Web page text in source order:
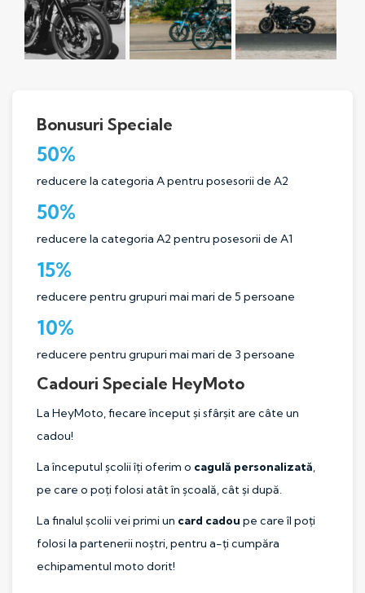
Bonusuri Speciale
50%
reducere la categoria A pentru posesorii de A2
50%
reducere la categoria A2 pentru posesorii de A1
15%
reducere pentru grupuri mai mari de 5 persoane
10%
reducere pentru grupuri mai mari de 3 persoane
Cadouri Speciale HeyMoto
La HeyMoto, fiecare început și sfârșit are câte un
cadou!
La începutul școlii îți oferim o cagulă personalizată,
pe care o poți folosi atât în școală, cât și după.
La finalul școlii vei primi un card cadou pe care îl poți
folosi la partenerii noștri, pentru a-ți cumpăra
echipamentul moto dorit!